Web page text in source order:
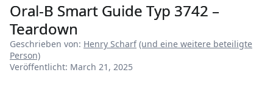
Oral-B Smart Guide Typ 3742 –
Teardown
Geschrieben von: Henry Scharf (und eine weitere beteiligte
Person)
Veröffentlicht: March 21, 2025